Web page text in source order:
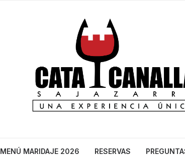
MENÚ MARIDAJE 2026 RESERVAS